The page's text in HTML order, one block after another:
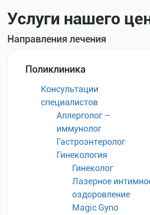
Услуги нашего
Направления лечения
Поликлиника
Консультации
специалистов
Аллерголог –
иммунолог
Гастроэнтеролог
Гинекология
Гинеколог
Лазерное
оздоровление
Magic Gyno